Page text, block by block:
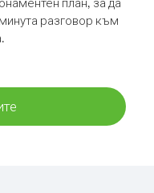
разговор към